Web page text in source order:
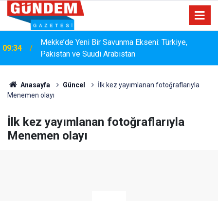
15:33 YANGIN RİSKİNE KARŞI KAPSAMLI TEMİZLİK
Anasayfa Güncel
İlk kez yayımlanan fotoğraflarıyla
Menemen olayı
İlk kez yayımlanan fotoğraflarıyla
Menemen olayı